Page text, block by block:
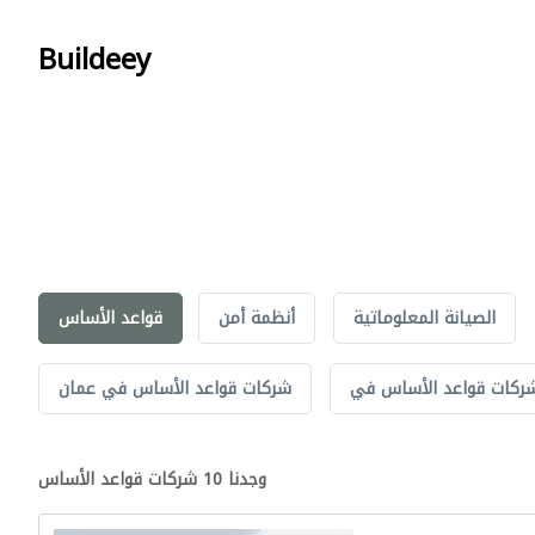
Buildeey
قواعد الأساس أنظمة أمن الصيانة المعلوماتية
شركات قواعد الأساس في عمان قواعد الأساس في
وجدنا 10 شركات قواعد الأساس